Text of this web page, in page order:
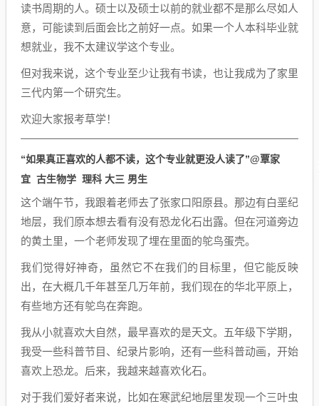
读书周期的人。硕士以及硕士以前的就业都不是那么尽如人
意，可能读到后面会比之前好一点。如果一个人本科毕业就
想就业，我不太建议学这个专业。
但对我来说，这个专业至少让我有书读，也让我成为了家里
三代内第一个研究生。
欢迎大家报考草学！
“如果真正喜欢的人都不读，这个专业就更没人读了”@覃家
宜 古生物学 理科 大三 男生
这个端午节，我跟着老师去了张家口阳原县。那边有白垩纪
地层，我们原本想去看有没有恐龙化石出露。但在河道旁边
的黄土里，一个老师发现了埋在里面的鸵鸟蛋壳。
我们觉得好神奇，虽然它不在我们的目标里，但它能反映
出，在大概几千年甚至几万年前，我们现在的华北平原上，
有些地方还有鸵鸟在奔跑。
我从小就喜欢大自然，最早喜欢的是天文。五年级下学期，
我受一些科普节目、纪录片影响，还有一些科普动画，开始
喜欢上恐龙。后来，我越来越喜欢化石。
对于我们爱好者来说，比如在寒武纪地层里发现一个三叶虫